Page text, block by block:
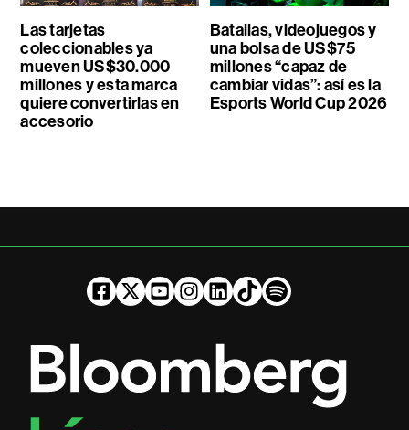
Las tarjetas
coleccionables ya
mueven US$30.000
millones y esta marca
quiere convertirlas en
accesorio
Batallas, videojuegos y
una bolsa de US$75
millones “capaz de
cambiar vidas”: así es la
Esports World Cup 2026